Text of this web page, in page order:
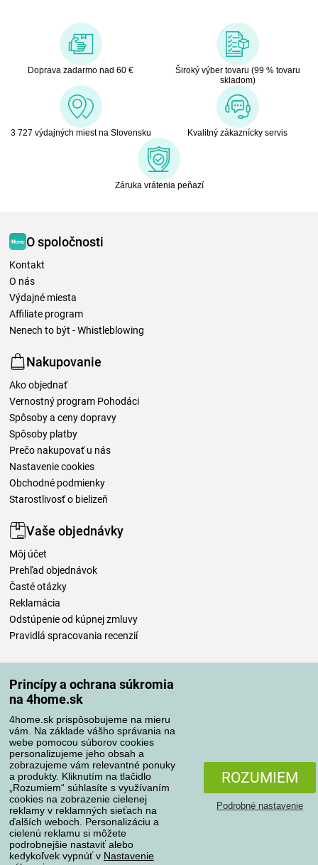
Princípy a ochrana súkromia
na 4home.sk
4home.sk prispôsobujeme na mieru
vám. Na základe vášho správania na
webe pomocou súborov cookies
personalizujeme jeho obsah a
zobrazujeme vám relevantné ponuky
a produkty. Kliknutím na tlačidlo
„Rozumiem“ súhlasíte s využívaním
cookies na zobrazenie cielenej
reklamy v reklamných sieťach na
ďalších weboch. Personalizáciu a
cielenú reklamu si môžete
podrobnejšie nastaviť alebo
kedykoľvek vypnúť v Nastavenie
ROZUMIEM
Podrobné nastavenie
Doprava zadarmo nad 60 €
Široký výber tovaru (99 % tovaru
skladom)
3 727 výdajných miest na Slovensku Kvalitný zákaznícky servis
Záruka vrátenia peňazí
O spoločnosti
Kontakt
O nás
Výdajné miesta
Affiliate program
Nenech to být - Whistleblowing
Nakupovanie
Ako objednať
Vernostný program Pohodáci
Spôsoby a ceny dopravy
Spôsoby platby
Prečo nakupovať u nás
Nastavenie cookies
Obchodné podmienky
Starostlivosť o bielizeň
Vaše objednávky
Môj účet
Prehľad objednávok
Časté otázky
Reklamácia
Odstúpenie od kúpnej zmluvy
Pravidlá spracovania recenzií
Spôsoby platby
Spoľahlivý obchod